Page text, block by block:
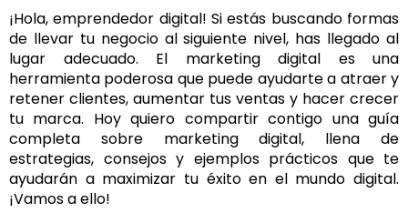
¡Hola, emprendedor digital! Si estás buscando formas
de llevar tu negocio al siguiente nivel, has llegado al
lugar adecuado. El marketing digital es una
herramienta poderosa que puede ayudarte a atraer y
retener clientes, aumentar tus ventas y hacer crecer
tu marca. Hoy quiero compartir contigo una guía
completa sobre marketing digital, llena de
estrategias, consejos y ejemplos prácticos que te
ayudarán a maximizar tu éxito en el mundo digital.
¡Vamos a ello!